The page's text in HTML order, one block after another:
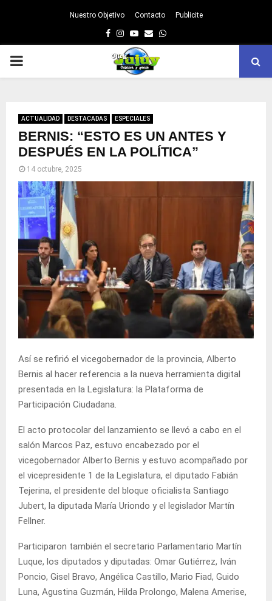
Nuestro Objetivo Contacto Publicite
Facebook
Instagram
Youtube
EmailWhatsapp
PRIMARY
ACTUALIDAD DESTACADAS ESPECIALES
BERNIS: “ESTO ES UN ANTES Y
DESPUÉS EN LA POLÍTICA”
14 octubre, 2025
Así se refirió el vicegobernador de la provincia, Alberto
Bernis al hacer referencia a la nueva herramienta digital
presentada en la Legislatura: la Plataforma de
Participación Ciudadana.
El acto protocolar del lanzamiento se llevó a cabo en el
salón Marcos Paz, estuvo encabezado por el
vicegobernador Alberto Bernis y estuvo acompañado por
el vicepresidente 1 de la Legislatura, el diputado Fabián
Tejerina, el presidente del bloque oficialista Santiago
Jubert, la diputada María Uriondo y el legislador Martín
Fellner.
Participaron también el secretario Parlamentario Martín
Luque, los diputados y diputadas: Omar Gutiérrez, Iván
Poncio, Gisel Bravo, Angélica Castillo, Mario Fiad, Guido
Luna, Agustina Guzmán, Hilda Prolongo, Malena Amerise,